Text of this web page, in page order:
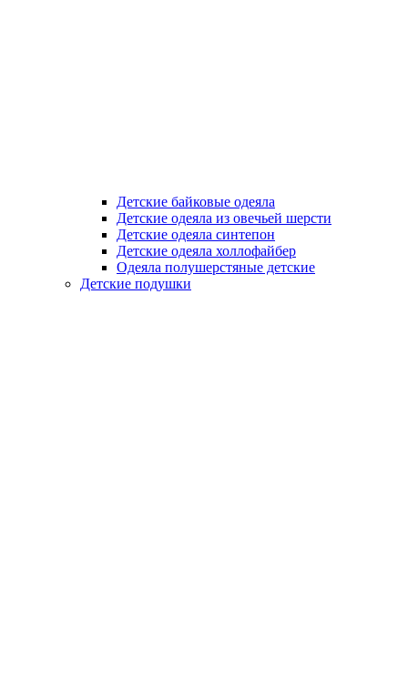
Детские байковые одеяла
Детские одеяла из овечьей шерсти
Детские одеяла синтепон
Детские одеяла холлофайбер
Одеяла полушерстяные детские
Детские подушки